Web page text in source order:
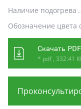
Наличие подогрева
Обозначение цвета
Скачать PDF
* pdf , 332.41